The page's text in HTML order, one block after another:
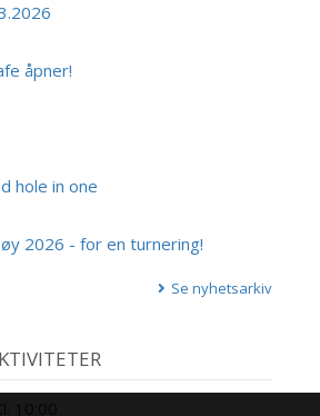
åpner!
hole in one
2026 - for en turnering!
Se nyhetsarkiv